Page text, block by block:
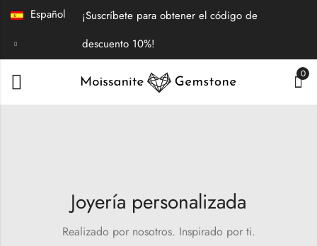
Español
¡Suscríbete para obtener el código de
descuento 10%!
0
Joyería personalizada
Realizado por nosotros. Inspirado por ti.